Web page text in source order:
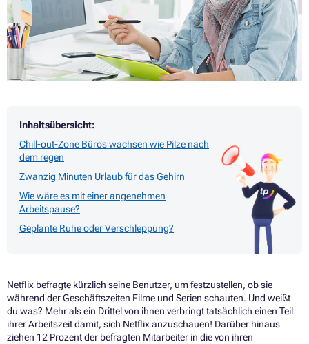
Inhaltsübersicht:
Chill-out-Zone Büros wachsen wie Pilze nach
dem regen
Zwanzig Minuten Urlaub für das Gehirn
Wie wäre es mit einer angenehmen
Arbeitspause?
Geplante Ruhe oder Verschleppung?
Netflix befragte kürzlich seine Benutzer, um festzustellen, ob sie
während der Geschäftszeiten Filme und Serien schauten. Und weißt
du was? Mehr als ein Drittel von ihnen verbringt tatsächlich einen Teil
ihrer Arbeitszeit damit, sich Netflix anzuschauen! Darüber hinaus
ziehen 12 Prozent der befragten Mitarbeiter in die von ihren